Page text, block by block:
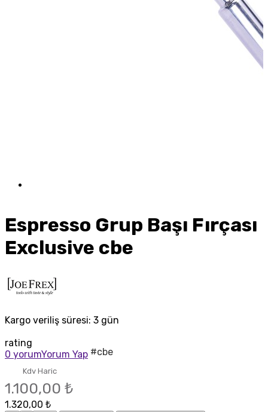
Espresso Grup Başı Fırçası
Exclusive cbe
Kargo veriliş süresi: 3 gün
rating
0 yorumYorum Yap #cbe
Kdv Haric
1.100,00 ₺
1.320,00 ₺